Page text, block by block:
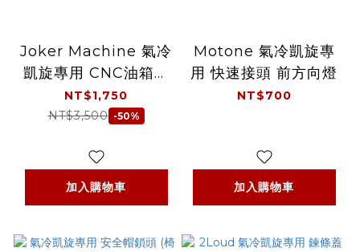
Joker Machine 氣冷
凱旋專用 CNC油箱蓋
英國旗900 - 黑
NT$1,750
NT$3,500 -50%
加入購物車
Motone 氣冷凱旋專
用 快速接頭 前方向燈
NT$700
加入購物車